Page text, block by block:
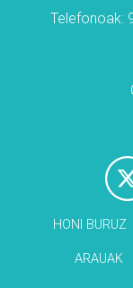
Telefonoak:
HONI BURUZ
ARAUAK